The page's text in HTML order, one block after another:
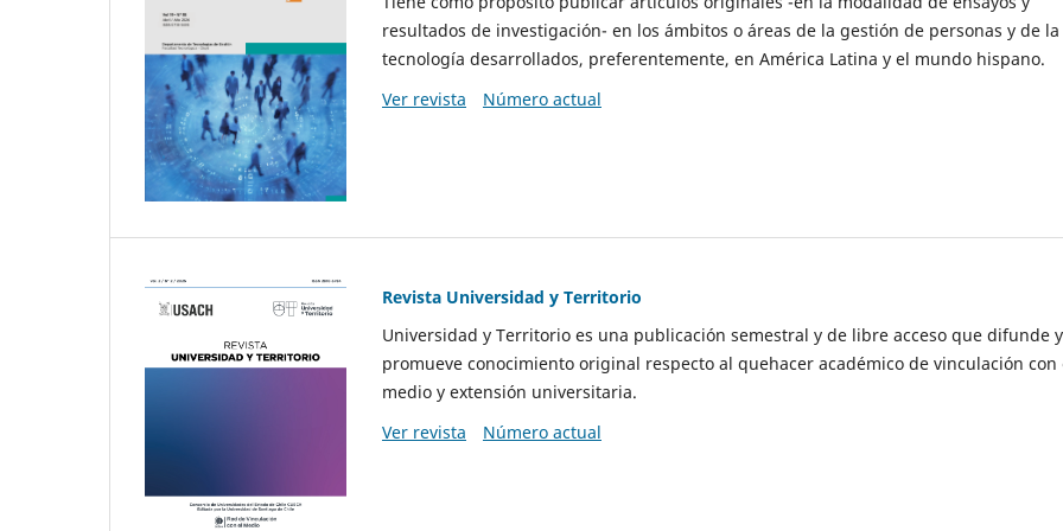
resultados de investigación- en los ámbitos o áreas de la gestión de personas y de la
tecnología desarrollados, preferentemente, en América Latina y el mundo hispano.
Ver revista
Número actual
Revista Universidad y Territorio
Universidad y Territorio es una publicación semestral y de libre acceso que difunde y
promueve conocimiento original respecto al quehacer académico de vinculación con
medio y extensión universitaria.
Ver revista
Número actual